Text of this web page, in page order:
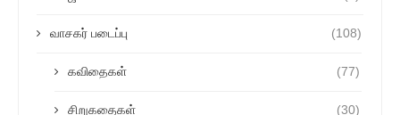
வாசகர் படைப்பு (108)
கவிதைகள் (77)
சிறுகதைகள் (30)